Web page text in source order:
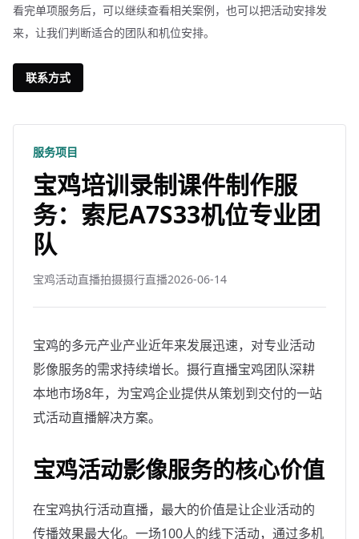
看完单项服务后，可以继续查看相关案例，也可以把活动安排发
来，让我们判断适合的团队和机位安排。
联系方式
服务项目
宝鸡培训录制课件制作服
务：索尼A7S33机位专业团
队
宝鸡活动直播拍摄摄行直播2026-06-14
宝鸡的多元产业产业近年来发展迅速，对专业活动
影像服务的需求持续增长。摄行直播宝鸡团队深耕
本地市场8年，为宝鸡企业提供从策划到交付的一站
式活动直播解决方案。
宝鸡活动影像服务的核心价值
在宝鸡执行活动直播，最大的价值是让企业活动的
传播效果最大化。一场100人的线下活动，通过多机